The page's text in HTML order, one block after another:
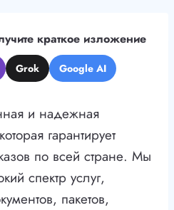
краткое изложение
Grok Google AI
и надежная
гарантирует
по всей стране. Мы
спектр услуг,
пакетов,